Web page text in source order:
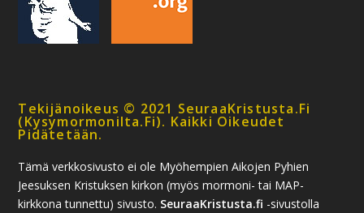
Tekijänoikeus © 2021 SeuraaKristusta.fi
(kysymormonilta.fi). Kaikki Oikeudet
Pidätetään.
Tämä verkkosivusto ei ole Myöhempien Aikojen Pyhien
Jeesuksen Kristuksen kirkon (myös mormoni- tai MAP-
kirkkona tunnettu) sivusto. SeuraaKristusta.fi -sivustolla